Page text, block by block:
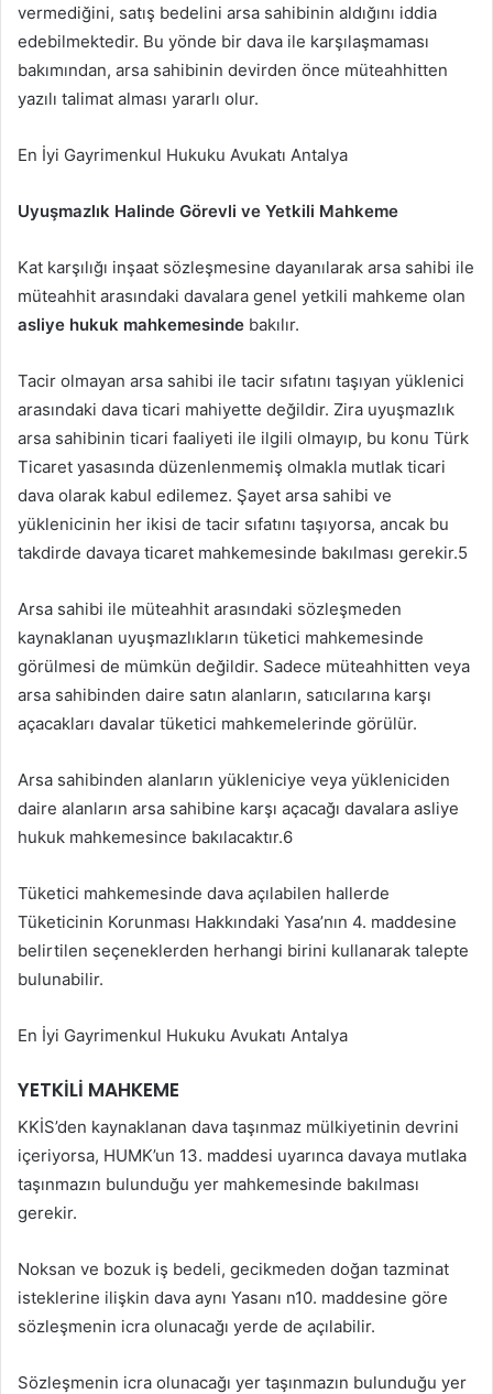
vermediğini, satış bedelini arsa sahibinin aldığını iddia
edebilmektedir. Bu yönde bir dava ile karşılaşmaması
bakımından, arsa sahibinin devirden önce müteahhitten
yazılı talimat alması yararlı olur.
En İyi Gayrimenkul Hukuku Avukatı Antalya
Uyuşmazlık Halinde Görevli ve Yetkili Mahkeme
Kat karşılığı inşaat sözleşmesine dayanılarak arsa sahibi ile
müteahhit arasındaki davalara genel yetkili mahkeme olan
asliye hukuk mahkemesinde bakılır.
Tacir olmayan arsa sahibi ile tacir sıfatını taşıyan yüklenici
arasındaki dava ticari mahiyette değildir. Zira uyuşmazlık
arsa sahibinin ticari faaliyeti ile ilgili olmayıp, bu konu Türk
Ticaret yasasında düzenlenmemiş olmakla mutlak ticari
dava olarak kabul edilemez. Şayet arsa sahibi ve
yüklenicinin her ikisi de tacir sıfatını taşıyorsa, ancak bu
takdirde davaya ticaret mahkemesinde bakılması gerekir.5
Arsa sahibi ile müteahhit arasındaki sözleşmeden
kaynaklanan uyuşmazlıkların tüketici mahkemesinde
görülmesi de mümkün değildir. Sadece müteahhitten veya
arsa sahibinden daire satın alanların, satıcılarına karşı
açacakları davalar tüketici mahkemelerinde görülür.
Arsa sahibinden alanların yükleniciye veya yükleniciden
daire alanların arsa sahibine karşı açacağı davalara asliye
hukuk mahkemesince bakılacaktır.6
Tüketici mahkemesinde dava açılabilen hallerde
Tüketicinin Korunması Hakkındaki Yasa’nın 4. maddesine
belirtilen seçeneklerden herhangi birini kullanarak talepte
bulunabilir.
En İyi Gayrimenkul Hukuku Avukatı Antalya
YETKİLİ MAHKEME
KKİS’den kaynaklanan dava taşınmaz mülkiyetinin devrini
içeriyorsa, HUMK’un 13. maddesi uyarınca davaya mutlaka
taşınmazın bulunduğu yer mahkemesinde bakılması
gerekir.
Noksan ve bozuk iş bedeli, gecikmeden doğan tazminat
isteklerine ilişkin dava aynı Yasanı n10. maddesine göre
sözleşmenin icra olunacağı yerde de açılabilir.
Sözleşmenin icra olunacağı yer taşınmazın bulunduğu yer